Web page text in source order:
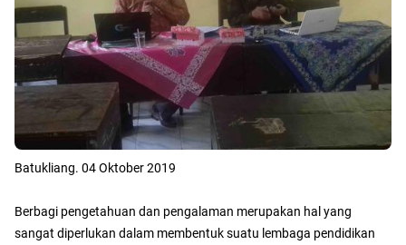
Batukliang. 04 Oktober 2019
Berbagi pengetahuan dan pengalaman merupakan hal yang
sangat diperlukan dalam membentuk suatu lembaga pendidikan